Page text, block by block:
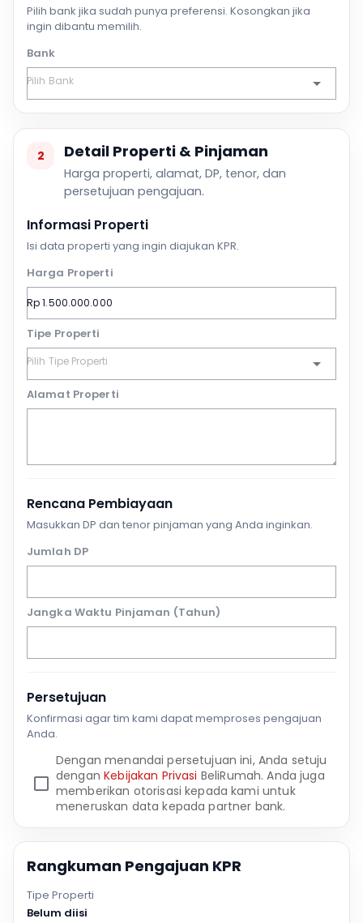
Pilih bank jika sudah punya preferensi. Kosongkan jika
ingin dibantu memilih.
Bank
2 Detail Properti & Pinjaman
Harga properti, alamat, DP, tenor, dan
persetujuan pengajuan.
Informasi Properti
Isi data properti yang ingin diajukan KPR.
Harga Properti
Tipe Properti
Alamat Properti
Rencana Pembiayaan
Masukkan DP dan tenor pinjaman yang Anda inginkan.
Jumlah DP
Jangka Waktu Pinjaman (Tahun)
Persetujuan
Konfirmasi agar tim kami dapat memproses pengajuan
Anda.
Dengan menandai persetujuan ini, Anda setuju
denganKebijakan Privasi BeliRumah. Anda juga
memberikan otorisasi kepada kami untuk
meneruskan data kepada partner bank.
Rangkuman Pengajuan KPR
Tipe Properti
Belum diisi